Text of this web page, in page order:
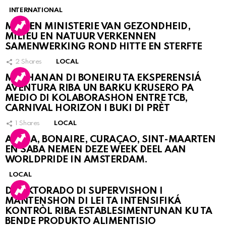
INTERNATIONAL
MDC EN MINISTERIE VAN GEZONDHEID,
MILIEU EN NATUUR VERKENNEN
SAMENWERKING ROND HITTE EN STERFTE
2 Shares LOCAL
MUCHANAN DI BONEIRU TA EKSPERENSIÁ
AVENTURA RIBA UN BARKU KRUSERO PA
MEDIO DI KOLABORASHON ENTRE TCB,
CARNIVAL HORIZON I BUKI DI PRÈT
1 Shares LOCAL
ARUBA, BONAIRE, CURAÇAO, SINT-MAARTEN
EN SABA NEMEN DEZE WEEK DEEL AAN
WORLDPRIDE IN AMSTERDAM.
LOCAL
DIREKTORADO DI SUPERVISHON I
MANTENSHON DI LEI TA INTENSIFIKÁ
KONTRÒL RIBA ESTABLESIMENTUNAN KU TA
BENDE PRODUKTO ALIMENTISIO